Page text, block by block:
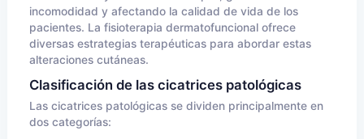
incomodidad y afectando la calidad de vida de los
pacientes. La fisioterapia dermatofuncional ofrece
diversas estrategias terapéuticas para abordar estas
alteraciones cutáneas.
Clasificación de las cicatrices patológicas
Las cicatrices patológicas se dividen principalmente en
dos categorías: